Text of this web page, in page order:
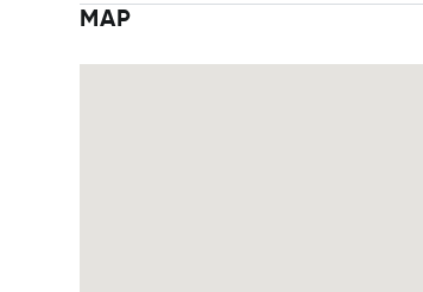
MAP